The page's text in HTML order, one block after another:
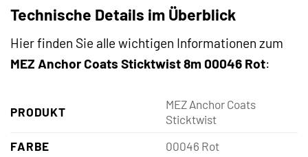
Technische Details im Überblick
Hier finden Sie alle wichtigen Informationen zum
MEZ Anchor Coats Sticktwist 8m 00046 Rot:
PRODUKT
MEZ Anchor Coats
Sticktwist
FARBE
00046 Rot